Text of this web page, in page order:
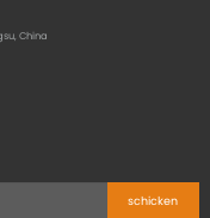
China
schicken